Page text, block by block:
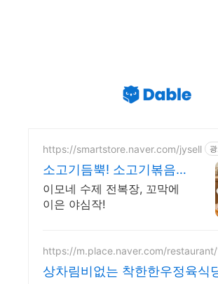
https://smartstore.naver.com/jysell
소고기듬뿍! 소고기볶음
고추
이모네 수제 전복장, 꼬막에
이은 야심작!
https://m.place.naver.com/restaurant/
상차림비없는 착한한우정육식